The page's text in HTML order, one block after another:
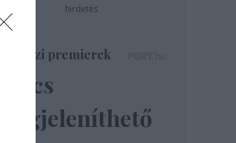
hirdetés
Színházi premierek
Nincs
megjeleníthető